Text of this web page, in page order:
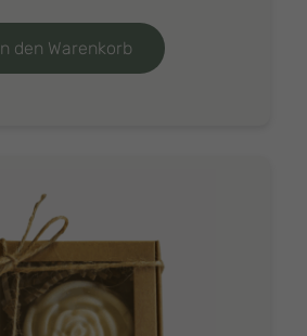
In den Warenkorb